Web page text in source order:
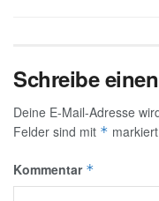
Schreibe
Deine E-Mail-Adresse
Felder sind mit * markiert
Kommentar *